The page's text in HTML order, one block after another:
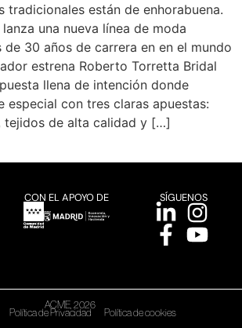
tradicionales están de enhorabuena.
una nueva línea de moda
de 30 años de carrera en en el mundo
estrena Roberto Torretta Bridal
llena de intención donde
especial con tres claras apuestas:
tejidos de alta calidad y […]
CON EL APOYO DE SÍGUENOS
ACME, 2026
Política de Privacidad Política de cookies